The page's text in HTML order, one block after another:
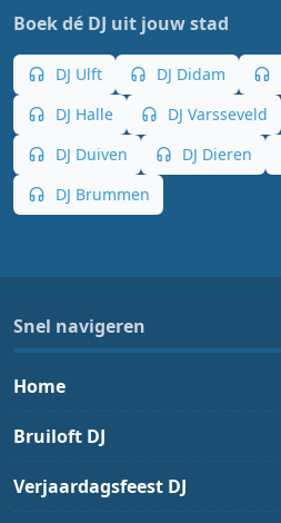
Boek dé DJ uit jouw stad
DJ Ulft DJ Didam
DJ Halle
DJ Varsseveld
DJ Duiven
DJ Dieren
DJ Brummen
Snel navigeren
Home
Bruiloft DJ
Verjaardagsfeest DJ